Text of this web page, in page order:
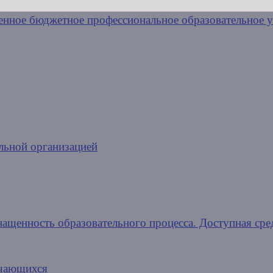
организацией
образовательного процесса. Доступная